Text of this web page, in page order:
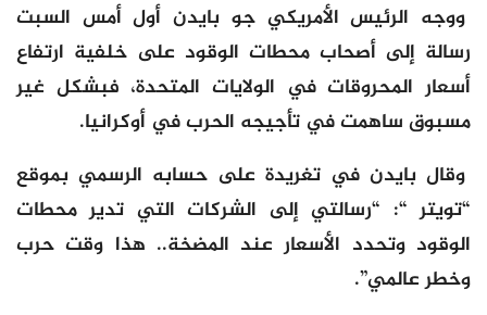
ووجه الرئيس الأمريكي جو بايدن أول أمس السبت
رسالة إلى أصحاب محطات الوقود على خلفية ارتفاع
أسعار المحروقات في الولايات المتحدة، فبشكل غير
مسبوق ساهمت في تأجيجه الحرب في أوكرانيا.
وقال بايدن في تغريدة على حسابه الرسمي بموقع
“تويتر “: “رسالتي إلى الشركات التي تدير محطات
الوقود وتحدد الأسعار عند المضخة.. هذا وقت حرب
وخطر عالمي”.